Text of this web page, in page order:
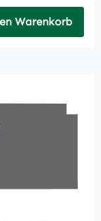
Warenkorb